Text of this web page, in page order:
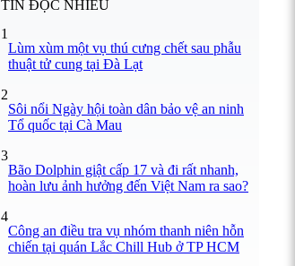
TIN ĐỌC NHIỀU
1
Lùm xùm một vụ thú cưng chết sau phẫu
thuật tử cung tại Đà Lạt
2
Sôi nổi Ngày hội toàn dân bảo vệ an ninh
Tổ quốc tại Cà Mau
3
Bão Dolphin giật cấp 17 và đi rất nhanh,
hoàn lưu ảnh hưởng đến Việt Nam ra sao?
4
Công an điều tra vụ nhóm thanh niên hỗn
chiến tại quán Lắc Chill Hub ở TP HCM